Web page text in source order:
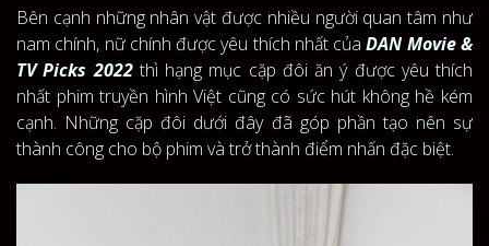
Bên cạnh những nhân vật được nhiều người quan tâm như
nam chính, nữ chính được yêu thích nhất củaDAN Movie &
TV Picks 2022thì hạng mục cặp đôi ăn ý được yêu thích
nhất phim truyền hình Việt cũng có sức hút không hề kém
cạnh. Những cặp đôi dưới đây đã góp phần tạo nên sự
thành công cho bộ phim và trở thành điểm nhấn đặc biệt.